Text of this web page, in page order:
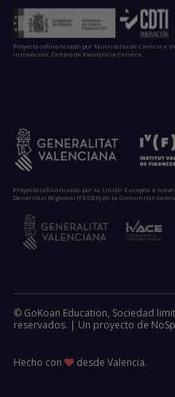
Proyecto cofinanciado por Ministerio de Ciencia e
Innovación, Centro de Excelencia Cervera.
Proyecto cofinanciado por la Unión Europea a
Desarrollo Regional (FEDER) de la Comunitat
© GoKoan Education, Sociedad
reservados. | Un proyecto de
Hecho con desde Valencia.